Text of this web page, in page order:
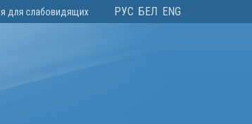
для слабовидящих РУС БЕЛ ENG